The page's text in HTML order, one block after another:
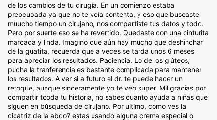
de los cambios de tu cirugía. En un comienzo estaba
preocupada ya que no te veía contenta, y eso que buscaste
muucho tiempo un cirujano, nos compartiste tus datos y todo.
Pero por suerte eso se ha revertido. Quedaste con una cinturita
marcada y linda. Imagino que aún hay mucho que deshinchar
de la guatita, recuerda que a veces se tarda unos 6 meses
para apreciar los resultados. Paciencia. Lo de los glúteos,
pucha la tranferencia es bastante complicada para mantener
los resultados. A ver si a futuro el dr. te puede hacer un
retoque, aunque sinceramente yo te veo super. Mil gracias por
compartir tooda tu historia, no sabes cuanto ayuda a niñas que
siguen en búsqueda de cirujano. Por ultimo, como ves la
cicatriz de la abdo? estas usando alguna crema especial o